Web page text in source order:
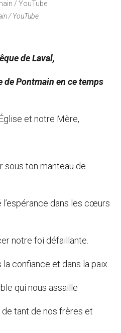
/ YouTube
de Laval,
de Pontmain en ce temps
et notre Mère,
sous ton manteau de
l’espérance dans les cœurs
notre foi défaillante.
confiance et dans la paix.
qui nous assaille
tant de nos frères et